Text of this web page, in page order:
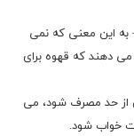
به این معنی که نمی
می دهند که قهوه برای
از حد مصرف شود، می
خواب شود.